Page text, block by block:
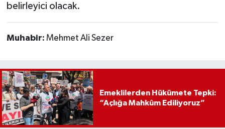
belirleyici olacak.
Muhabir: Mehmet Ali Sezer
Emeklilerden Hükümete Tepki:
“Açlığa Mahkûm Ediliyoruz”